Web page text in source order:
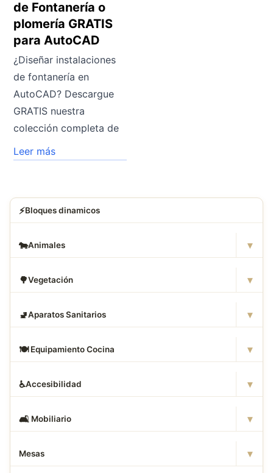
de Fontanería o
plomería GRATIS
para AutoCAD
¿Diseñar instalaciones
de fontanería en
AutoCAD? Descargue
GRATIS nuestra
colección completa de
Leer más
⚡Bloques dinamicos
🐄Animales ▾
🌳Vegetación ▾
🚽Aparatos Sanitarios ▾
🍽️ Equipamiento Cocina ▾
♿Accesibilidad ▾
🛋 ️ Mobiliario ▾
Mesas ▾